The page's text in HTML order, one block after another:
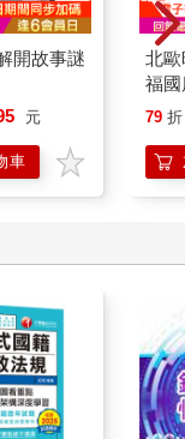
開故事謎
元
車
北
福
79 折